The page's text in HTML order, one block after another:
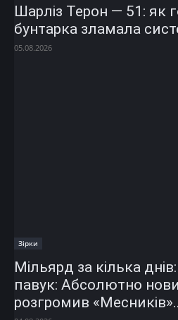
Шарліз Терон — 51: як
бунтарка зламала
05.08.2026
Зірки
Мільярд за кілька
павук: Абсолютно
розгромив